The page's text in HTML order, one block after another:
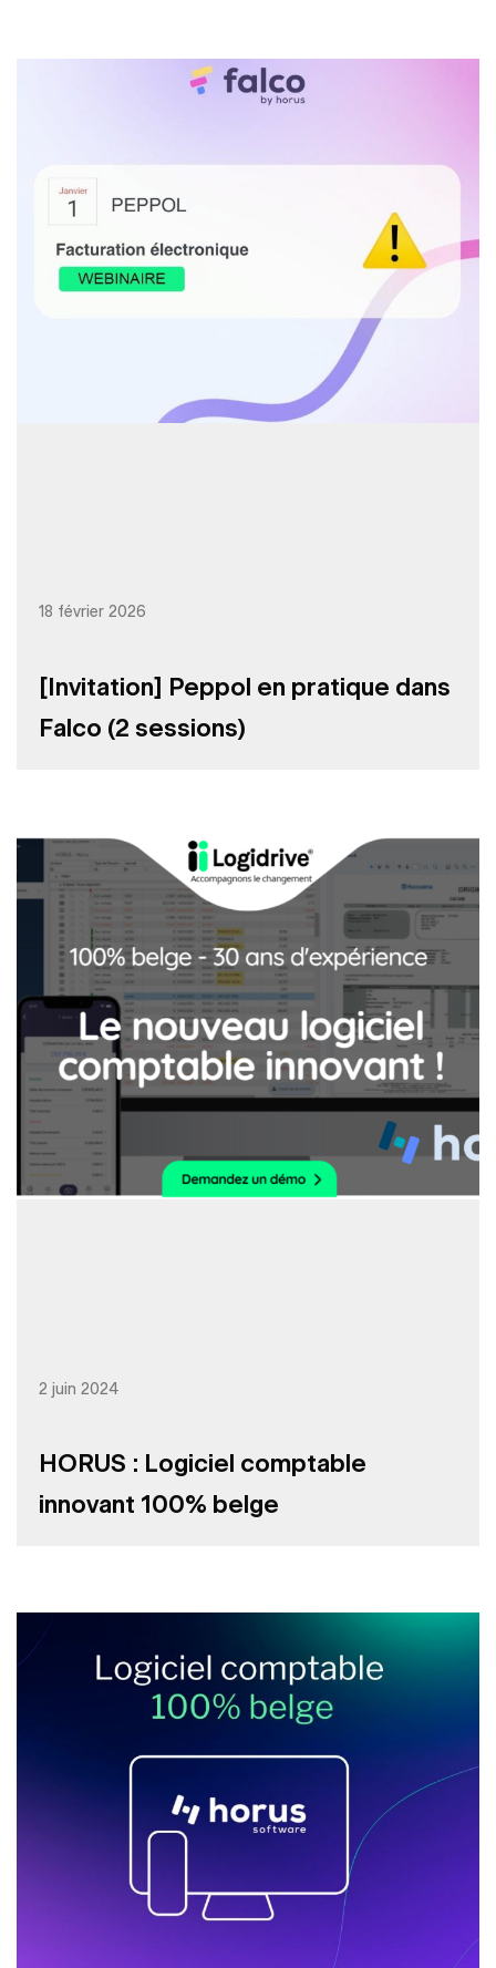
[Invitation] Peppol en pratique dans
Falco (2 sessions)
18 février 2026
HORUS : Logiciel comptable
innovant 100% belge
2 juin 2024